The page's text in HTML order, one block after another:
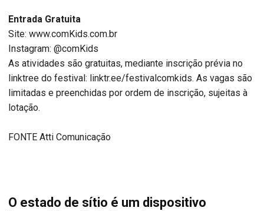
Entrada Gratuita
Site: www.comKids.com.br
Instagram: @comKids
As atividades são gratuitas, mediante inscrição prévia no
linktree do festival: linktr.ee/festivalcomkids. As vagas são
limitadas e preenchidas por ordem de inscrição, sujeitas à
lotação.
FONTE Atti Comunicação
O estado de sítio é um dispositivo